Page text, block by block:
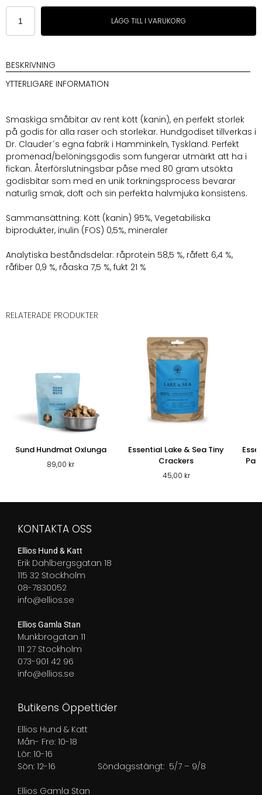
Dr.
Clauder
´s
småbitar
Kanin
80g
LÄGG TILL I VARUKORG
BESKRIVNING
YTTERLIGARE INFORMATION
Smaskiga småbitar av rent kött (kanin), en perfekt storlek
på godis för alla raser och storlekar. Hundgodiset tillverkas i
Dr. Clauder´s egna fabrik i Hamminkeln, Tyskland. Perfekt
promenad/belöningsgodis som fungerar utmärkt att ha i
fickan. Återförslutningsbar påse med 80 gram utsökta
godisbitar som med en unik torkningsprocess bevarar
naturlig smak, doft och sin perfekta halvmjuka konsistens.
Sammansättning: Kött (kanin) 95%, Vegetabiliska
biprodukter, inulin (FOS) 0,5%, mineraler
Analytiska beståndsdelar: råprotein 58,5 %, råfett 6,4 %,
råfiber 0,9 %, råaska 7,5 %, fukt 21 %
RELATERADE PRODUKTER
Sund Hundmat Oxlunga
89,00 kr
Essential Lake & Sea Tiny
Crackers
45,00 kr
KONTAKTA OSS
Ellios Hund & Katt
Erik Dahlbergsgatan 18
115 32 Stockholm
08-7830052
info@ellios.se
Ellios Gamla Stan
Munkbrogatan 11
111 27 Stockholm
073-901 42 96
info@ellios.se
Butikens Öppettider
Ellios Hund & Katt
Mån- Fre: 10-18
Lör: 10-16
Sön: 12-16 Söndagsstängt: 5/7 – 9/8
Ellios Gamla Stan